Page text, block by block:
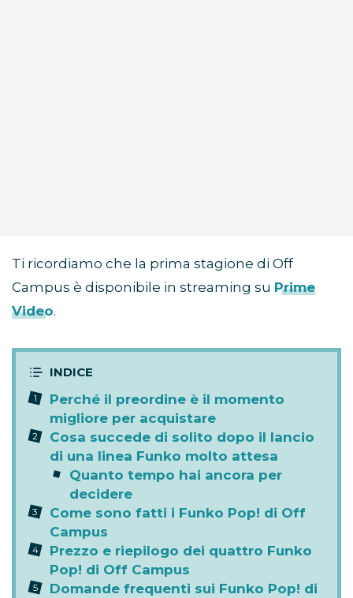
Ti ricordiamo che la prima stagione di Off
Campus è disponibile in streaming su Prime
Video.
Perché il preordine è il momento
migliore per acquistare
Cosa succede di solito dopo il lancio
di una linea Funko molto attesa
Quanto tempo hai ancora per
decidere
Come sono fatti i Funko Pop! di Off
Campus
Prezzo e riepilogo dei quattro Funko
Pop! di Off Campus
Domande frequenti sui Funko Pop! di